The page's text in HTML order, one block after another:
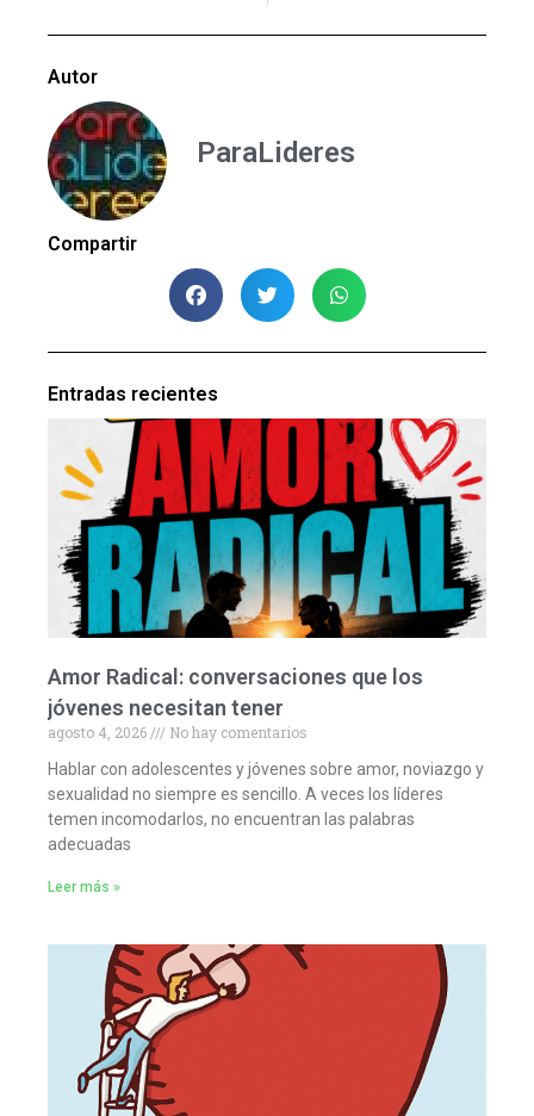
Autor
ParaLideres
Compartir
Entradas recientes
Amor Radical: conversaciones que los
jóvenes necesitan tener
agosto 4, 2026
No hay comentarios
Hablar con adolescentes y jóvenes sobre amor, noviazgo y
sexualidad no siempre es sencillo. A veces los líderes
temen incomodarlos, no encuentran las palabras
adecuadas
Leer más »